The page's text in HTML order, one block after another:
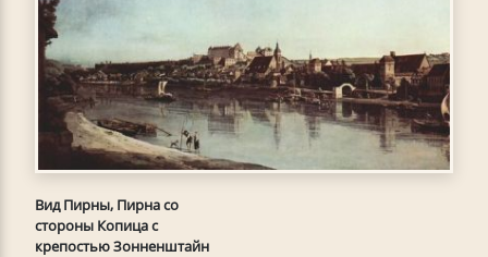
Вид Пирны, Пирна со
стороны Копица с
крепостью Зонненштайн